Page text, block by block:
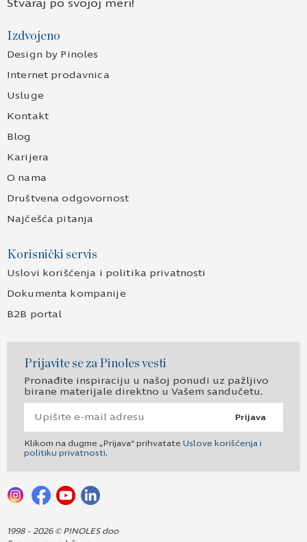
Stvaraj po svojoj meri!
Izdvojeno
Design by Pinoles
Internet prodavnica
Usluge
Kontakt
Blog
Karijera
O nama
Društvena odgovornost
Najčešća pitanja
Korisnički servis
Uslovi korišćenja i politika privatnosti
Dokumenta kompanije
B2B portal
Prijavite se za Pinoles vesti
Pronađite inspiraciju u našoj ponudi uz pažljivo
birane materijale direktno u Vašem sandučetu.
Prijava
Klikom na dugme „Prijava“ prihvatate Uslove korišćenja i
politiku privatnosti.
1998 - 2026 © PINOLES doo